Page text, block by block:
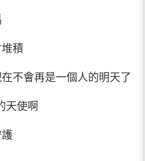
積
不會再是一個人的明天了
天使啊